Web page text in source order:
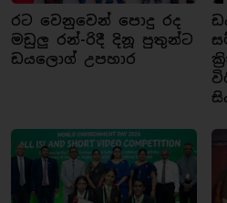
රට වෙනුවෙන් පොදු රද
මඩුලු රන්-රිදී දිනූ පුතුන්ට
ඩයලොග් උපහාර